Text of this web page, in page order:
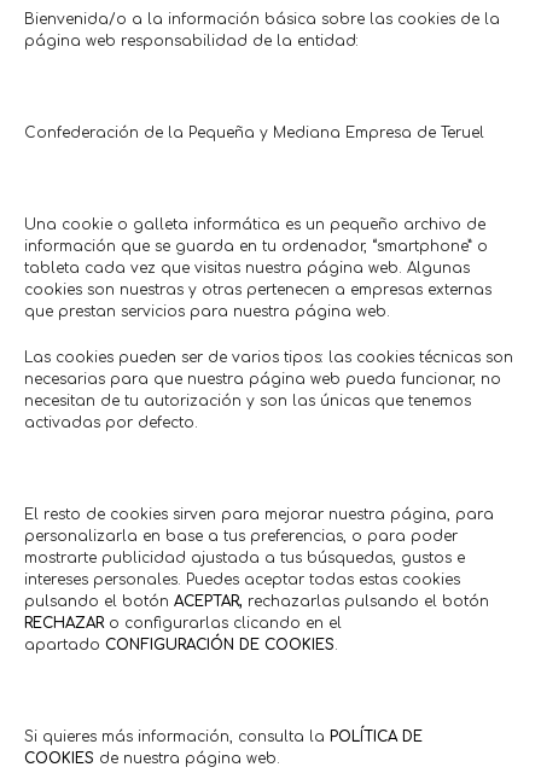
Bienvenida/o a la información básica sobre las cookies de la
página web responsabilidad de la entidad:
Confederación de la Pequeña y Mediana Empresa de Teruel
Una cookie o galleta informática es un pequeño archivo de
información que se guarda en tu ordenador, “smartphone” o
tableta cada vez que visitas nuestra página web. Algunas
cookies son nuestras y otras pertenecen a empresas externas
que prestan servicios para nuestra página web.
Las cookies pueden ser de varios tipos: las cookies técnicas son
necesarias para que nuestra página web pueda funcionar, no
necesitan de tu autorización y son las únicas que tenemos
activadas por defecto.
El resto de cookies sirven para mejorar nuestra página, para
personalizarla en base a tus preferencias, o para poder
mostrarte publicidad ajustada a tus búsquedas, gustos e
intereses personales. Puedes aceptar todas estas cookies
pulsando el botón ACEPTAR, rechazarlas pulsando el botón
RECHAZARo configurarlas clicando en el
apartado CONFIGURACIÓN DE COOKIES.
Si quieres más información, consulta la POLÍTICA DE
COOKIES de nuestra página web.
Moda • Complementos
colección
Comercios en actívaTe